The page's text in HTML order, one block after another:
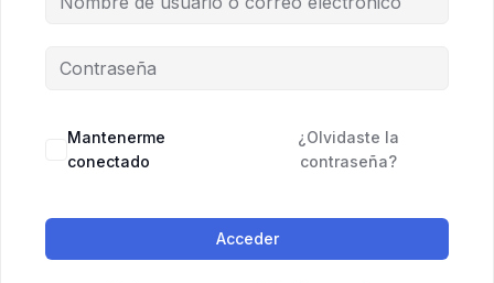
Mantenerme
conectado
¿Olvidaste la
contraseña?
Acceder